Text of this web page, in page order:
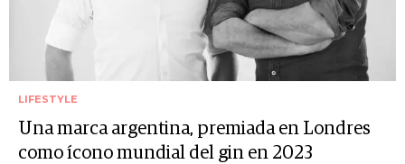
LIFESTYLE
Una marca argentina, premiada en Londres
como ícono mundial del gin en 2023